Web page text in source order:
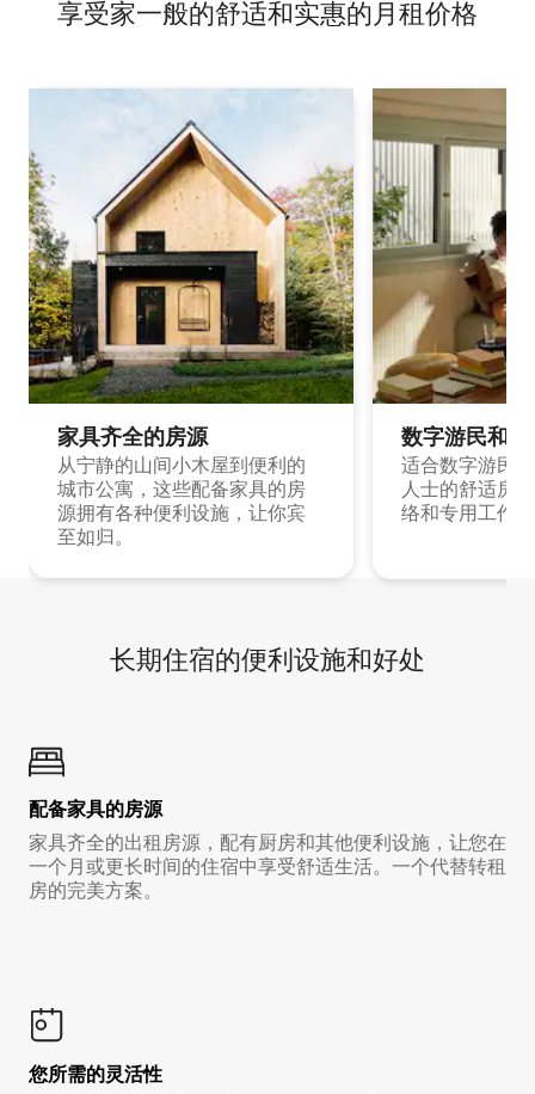
享受家一般的舒适和实惠的月租价格
家具齐全的房源
从宁静的山间小木屋到便利的
城市公寓，这些配备家具的房
源拥有各种便利设施，让你宾
至如归。
数字游民和
适合数字游民
人士的舒适房
络和专用工作
长期住宿的便利设施和好处
配备家具的房源
家具齐全的出租房源，配有厨房和其他便利设施，让您在
一个月或更长时间的住宿中享受舒适生活。一个代替转租
房的完美方案。
您所需的灵活性